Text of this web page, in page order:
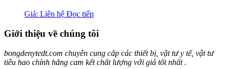
Giá: Liên hệ Đọc tiếp
Giới thiệu về chúng tôi
bongdenytedt.com chuyên cung cấp các thiết bị, vật tư y tế, vật tư
tiêu hao chính hãng cam kết chất lượng với giá tốt nhất .